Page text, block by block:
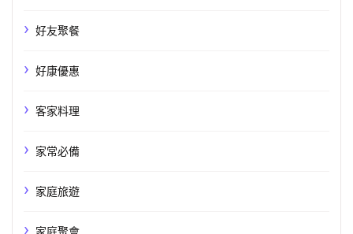
好友聚餐
好康優惠
客家料理
家常必備
家庭旅遊